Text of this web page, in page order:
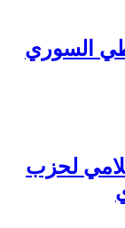
السوري
لحزب